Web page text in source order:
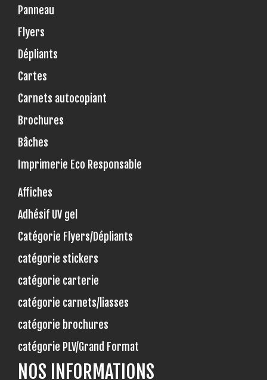
Panneau
Flyers
Dépliants
Cartes
Carnets autocopiant
Brochures
Bâches
Imprimerie Eco Responsable
Affiches
Adhésif UV gel
Catégorie Flyers/Dépliants
catégorie stickers
catégorie carterie
catégorie carnets/liasses
catégorie brochures
catégorie PLV/Grand Format
NOS INFORMATIONS